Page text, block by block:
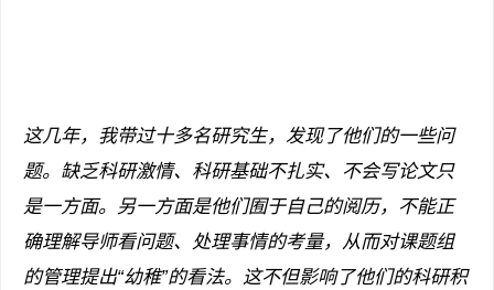
这几年，我带过十多名研究生，发现了他们的一些问
题。缺乏科研激情、科研基础不扎实、不会写论文只
是一方面。另一方面是他们囿于自己的阅历，不能正
确理解导师看问题、处理事情的考量，从而对课题组
的管理提出“幼稚”的看法。这不但影响了他们的科研积